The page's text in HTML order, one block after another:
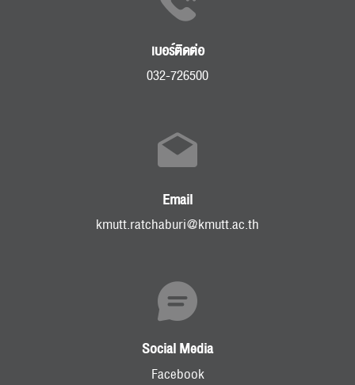
เบอร์ติดต่อ
032-726500
Email
kmutt.ratchaburi@kmutt.ac.th
Social Media
Facebook